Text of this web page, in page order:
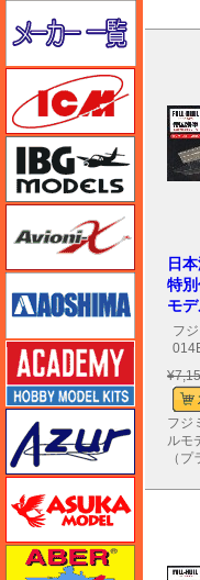
日
特
モデ
フジ
フジ
ルモ
（
アオシマ
アカデミー
アズール
アスカモ